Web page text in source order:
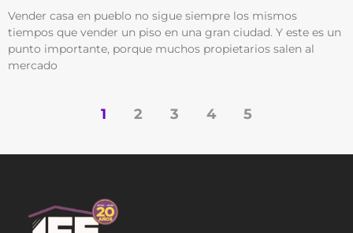
Vender casa en pueblo no sigue siempre los mismos
tiempos que vender un piso en una gran ciudad. Y este es un
punto importante, porque muchos propietarios salen al
mercado
1 2 3 4 5